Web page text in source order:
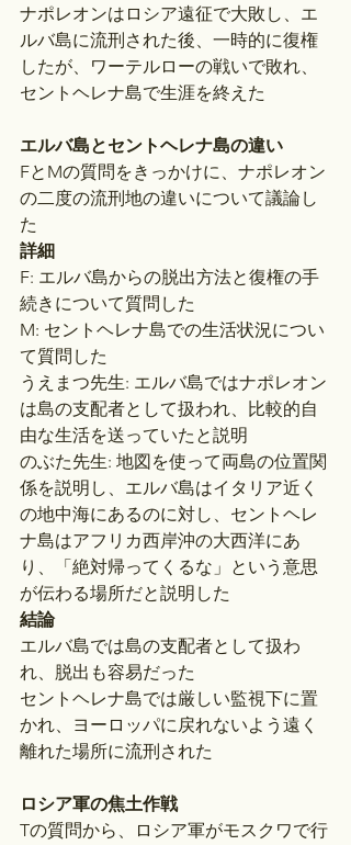
ナポレオンはロシア遠征で大敗し、エ
ルバ島に流刑された後、一時的に復権
したが、ワーテルローの戦いで敗れ、
セントヘレナ島で生涯を終えた
エルバ島とセントヘレナ島の違い
FとMの質問をきっかけに、ナポレオン
の二度の流刑地の違いについて議論し
た
詳細
F: エルバ島からの脱出方法と復権の手
続きについて質問した
M: セントヘレナ島での生活状況につい
て質問した
うえまつ先生: エルバ島ではナポレオン
は島の支配者として扱われ、比較的自
由な生活を送っていたと説明
のぶた先生: 地図を使って両島の位置関
係を説明し、エルバ島はイタリア近く
の地中海にあるのに対し、セントヘレ
ナ島はアフリカ西岸沖の大西洋にあ
り、「絶対帰ってくるな」という意思
が伝わる場所だと説明した
結論
エルバ島では島の支配者として扱わ
れ、脱出も容易だった
セントヘレナ島では厳しい監視下に置
かれ、ヨーロッパに戻れないよう遠く
離れた場所に流刑された
ロシア軍の焦土作戦
Tの質問から、ロシア軍がモスクワで行